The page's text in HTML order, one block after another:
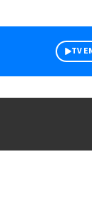
TV